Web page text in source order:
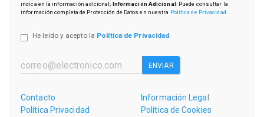
indica en la información adicional; Información Adicional: Puede consultar la
información completa de Protección de Datos en nuestra Política de Privacidad
He leído y acepto la Política de Privacidad.
ENVIAR
Contacto
Información Legal
Política Privacidad
Política de Cookies